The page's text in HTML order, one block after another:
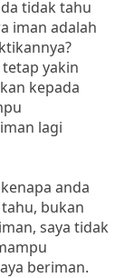
tidak tahu
iman adalah
yakin
kepada
lagi
anda
bukan
saya tidak
beriman.